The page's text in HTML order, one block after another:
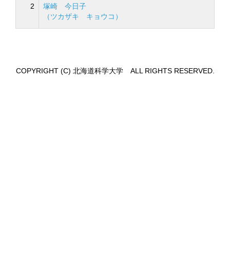
2
塚崎 今日子
（ツカザキ キョウコ）
COPYRIGHT (C) 北海道科学大学 ALL RIGHTS RESERVED.